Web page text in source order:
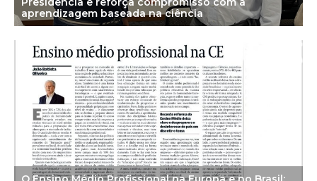
aprendizagem baseada na ciência